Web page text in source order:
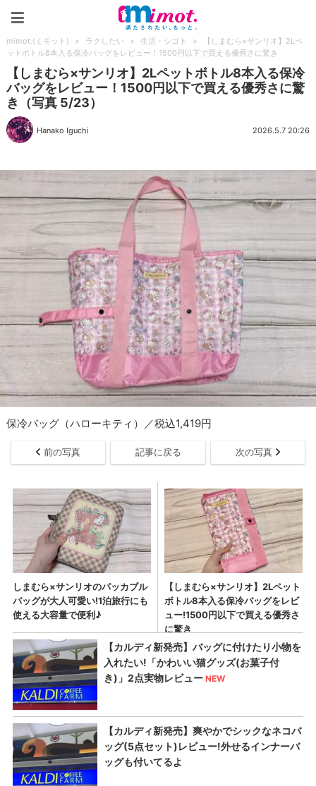
mimot.(ミモット) > ラクしたい > 生活・シゴト >
【しまむら×サンリオ】2Lペ
ットボトル8本入る保冷バッグをレビュー！1500円以下で買える優秀さに驚き
【しまむら×サンリオ】2Lペットボトル8本入る保冷
バッグをレビュー！1500円以下で買える優秀さに驚
き（写真 5/23）
Hanako Iguchi 2026.5.7 20:26
保冷バッグ（ハローキティ）／税込1,419円
前の写真 記事に戻る 次の写真